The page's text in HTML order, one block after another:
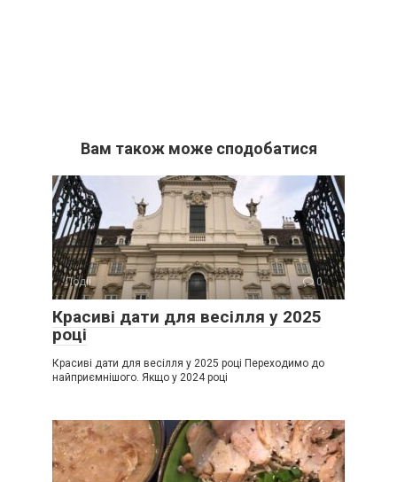
Вам також може сподобатися
Події 0
Красиві дати для весілля у 2025
році
Красиві дати для весілля у 2025 році Переходимо до
найприємнішого. Якщо у 2024 році